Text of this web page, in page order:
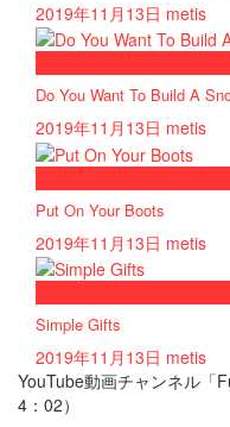
2019年11月13日 metis
Do You Want To Build A
2019年11月13日 metis
Put On Your Boots
2019年11月13日 metis
Simple Gifts
2019年11月13日 metis
YouTube動画チャンネル「
4：02）